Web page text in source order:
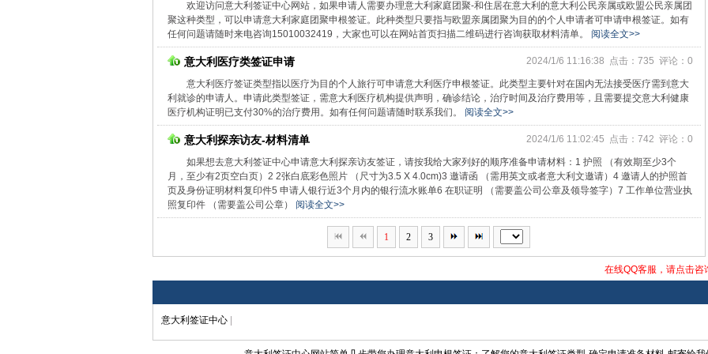
欢迎访问意大利签证中心网站，如果申请人需要办理意大利家庭团聚-和住居在意大利的意大利公民亲属或欧盟公民亲属团
聚这种类型，可以申请意大利家庭团聚申根签证。此种类型只要指与欧盟亲属团聚为目的的个人申请者可申请申根签证。如有
任何问题请随时来电咨询15010032419，大家也可以在网站首页扫描二维码进行咨询获取材料清单。
阅读全文>>
2024/1/6 11:16:38 点击：735 评论：0
意大利医疗类签证申请
意大利医疗签证类型指以医疗为目的个人旅行可申请意大利医疗申根签证。此类型主要针对在国内无法接受医疗需到意大
利就诊的申请人。申请此类型签证，需意大利医疗机构提供声明，确诊结论，治疗时间及治疗费用等，且需要提交意大利健康
医疗机构证明已支付30%的治疗费用。如有任何问题请随时联系我们。
阅读全文>>
2024/1/6 11:02:45 点击：742 评论：0
意大利探亲访友-材料清单
如果想去意大利签证中心申请意大利探亲访友签证，请按我给大家列好的顺序准备申请材料：1 护照 （有效期至少3个
月，至少有2页空白页）2 2张白底彩色照片 （尺寸为3.5 X 4.0cm)3 邀请函 （需用英文或者意大利文邀请）4 邀请人的护照首
页及身份证明材料复印件5 申请人银行近3个月内的银行流水账单6 在职证明 （需要盖公司公章及领导签字）7 工作单位营业执
照复印件 （需要盖公司公章）
阅读全文>>
1 2 3
在线QQ客服，请点击咨
意大利签证中心